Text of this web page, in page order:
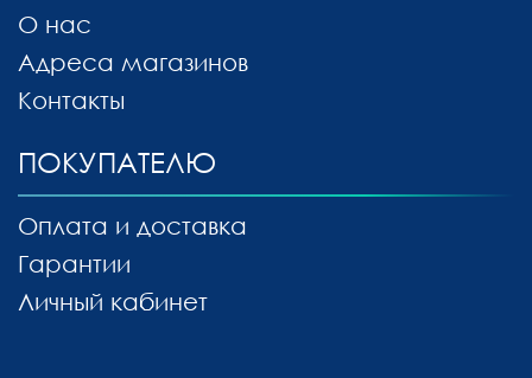
О нас
Адреса магазинов
Контакты
ПОКУПАТЕЛЮ
Оплата и доставка
Гарантии
Личный кабинет